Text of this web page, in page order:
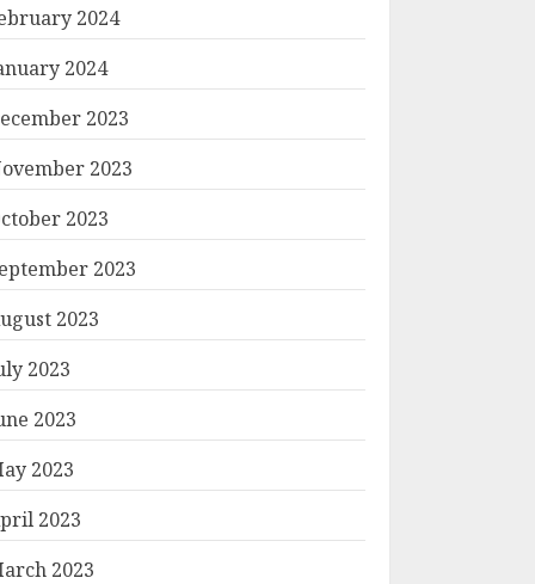
2024
2024
2023
2023
2023
2023
2023
2023
2023
2023
2023
2023